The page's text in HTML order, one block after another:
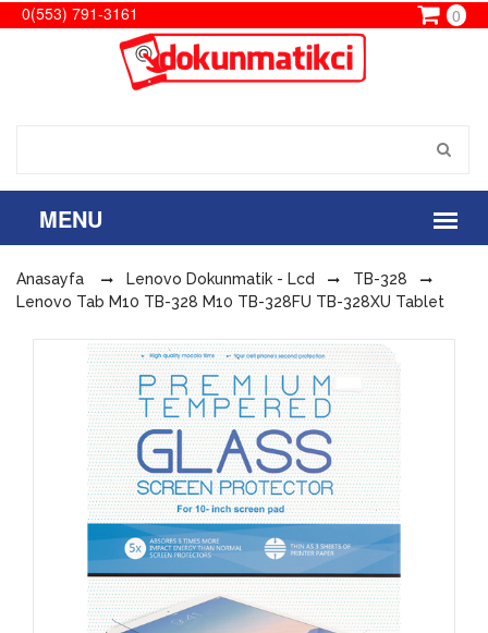
0(553) 791-3161 0
Anasayfa Lenovo Dokunmatik - Lcd
TB-328
Lenovo Tab M10 TB-328 M10 TB-328FU TB-328XU Tablet